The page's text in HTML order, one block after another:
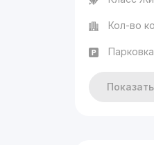
Кол-во
Парковка